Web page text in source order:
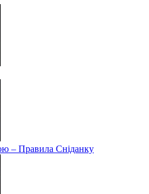
– Правила Сніданку